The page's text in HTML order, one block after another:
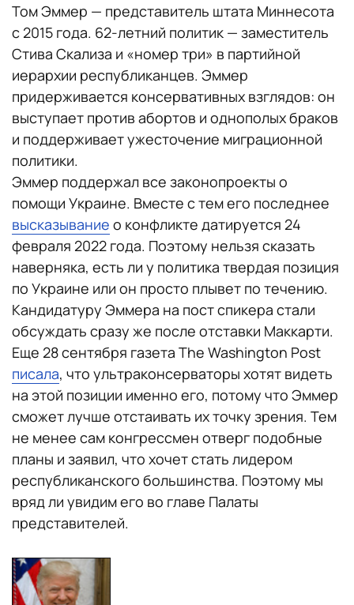
Том Эммер — представитель штата Миннесота
с 2015 года. 62-летний политик — заместитель
Стива Скализа и «номер три» в партийной
иерархии республиканцев. Эммер
придерживается консервативных взглядов: он
выступает против абортов и однополых браков
и поддерживает ужесточение миграционной
политики.
Эммер поддержал все законопроекты о
помощи Украине. Вместе с тем его последнее
высказывание о конфликте датируется 24
февраля 2022 года. Поэтому нельзя сказать
наверняка, есть ли у политика твердая позиция
по Украине или он просто плывет по течению.
Кандидатуру Эммера на пост спикера стали
обсуждать сразу же после отставки Маккарти.
Еще 28 сентября газета The Washington Post
писала, что ультраконсерваторы хотят видеть
на этой позиции именно его, потому что Эммер
сможет лучше отстаивать их точку зрения. Тем
не менее сам конгрессмен отверг подобные
планы и заявил, что хочет стать лидером
республиканского большинства. Поэтому мы
вряд ли увидим его во главе Палаты
представителей.